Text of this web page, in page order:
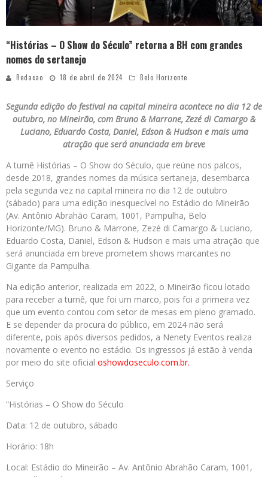
“Histórias – O Show do Século” retorna a BH com grandes
nomes do sertanejo
Redacao 18 de abril de 2024 Belo Horizonte
Segunda edição do festival na capital mineira acontece no dia 12 de
outubro, no Mineirão, com Bruno & Marrone, Zezé di Camargo &
Luciano, Eduardo Costa, Daniel, Edson & Hudson e mais uma
atração que será anunciada em breve
A turnê Histórias – O Show do Século, que reúne nos palcos,
desde 2018, grandes nomes da música sertaneja, desembarca
pela segunda vez na capital mineira no dia 12 de outubro
(sábado) para uma edição inesquecível no Estádio do Mineirão
(Av. Antônio Abrahão Caram, 1001, Pampulha, Belo
Horizonte/MG). Bruno & Marrone, Zezé di Camargo & Luciano,
Eduardo Costa, Daniel, Edson & Hudson e mais uma atração que
será anunciada em breve prometem shows marcantes no
Gigante da Pampulha.
Na edição anterior, realizada em 2022, o Mineirão ficou lotado
para receber a turnê, que foi um marco, pois foi a primeira vez
que um evento contou com setor de mesas em pleno gramado.
E se depender da procura do público, em 2024 não será
diferente, pois após diversos pedidos, a Nenety Eventos realiza
novamente o evento no estádio. Os ingressos já estão à venda
por meio do site oficial oshowdoseculo.com.br.
Serviço
“Histórias – O Show do Século
Data: 12 de outubro, sábado
Horário: 18h
Local: Estádio do Mineirão – Av. Antônio Abrahão Caram, 1001,